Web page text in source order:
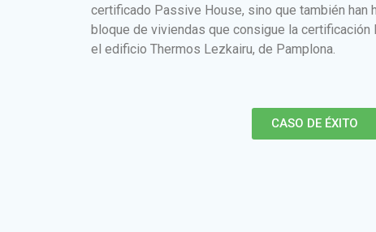
certificado Passive House, sino que también han
bloque de viviendas que consigue la certificación
el edificio Thermos Lezkairu, de Pamplona.
CASO DE ÉXITO